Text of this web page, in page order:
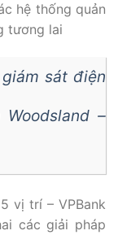
hệ thống quản
tương lai
sát điện
–
vị trí – VPBank
các giải pháp